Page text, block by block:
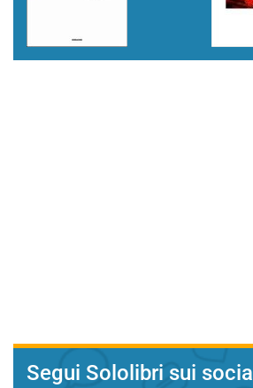
Segui Sololibri sui social